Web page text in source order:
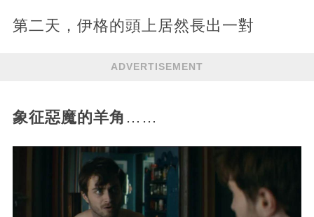
第二天，伊格的頭上居然長出一對
ADVERTISEMENT
象征惡魔的羊角 ……